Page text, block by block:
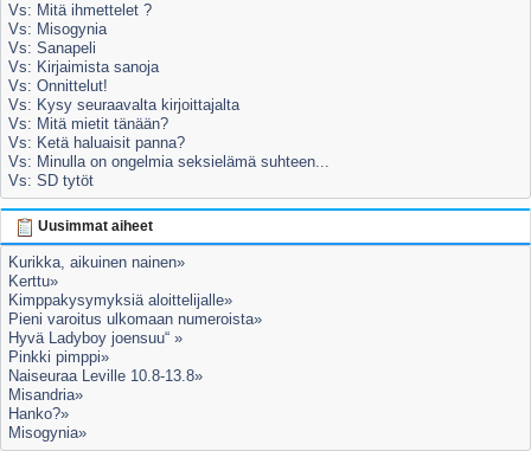
Vs: Mitä ihmettelet ?
Vs: Misogynia
Vs: Sanapeli
Vs: Kirjaimista sanoja
Vs: Onnittelut!
Vs: Kysy seuraavalta kirjoittajalta
Vs: Mitä mietit tänään?
Vs: Ketä haluaisit panna?
Vs: Minulla on ongelmia seksielämä suhteen...
Vs: SD tytöt
Uusimmat aiheet
Kurikka, aikuinen nainen»
Kerttu»
Kimppakysymyksiä aloittelijalle»
Pieni varoitus ulkomaan numeroista»
Hyvä Ladyboy joensuu“ »
Pinkki pimppi»
Naiseuraa Leville 10.8-13.8»
Misandria»
Hanko?»
Misogynia»